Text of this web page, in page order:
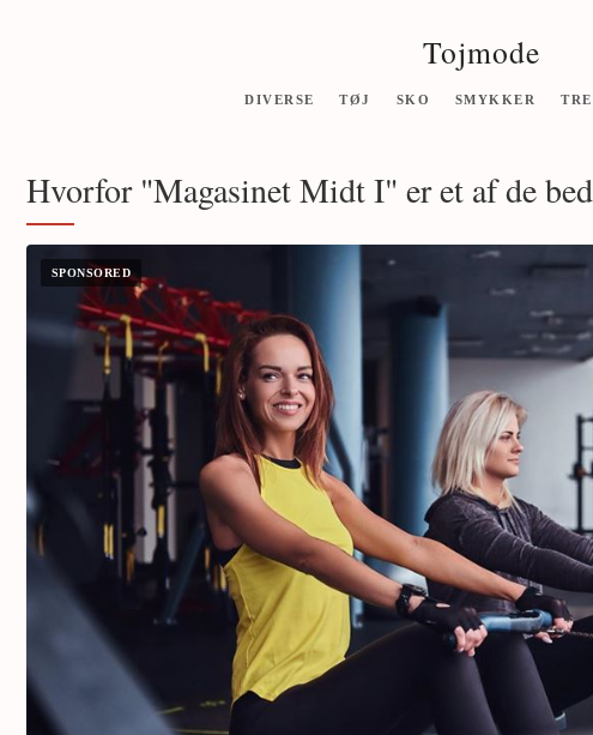
Tojmode
DIVERSE TØJ SKO SMYKKER
Hvorfor "Magasinet Midt I" er et af de